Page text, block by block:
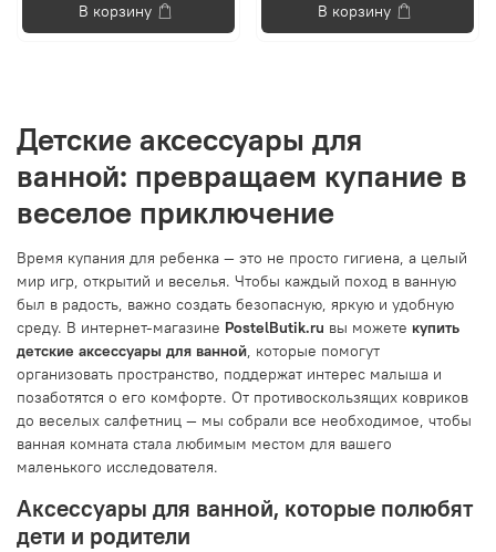
В корзину В корзину
Детские аксессуары для
ванной: превращаем купание в
веселое приключение
Время купания для ребенка — это не просто гигиена, а целый
мир игр, открытий и веселья. Чтобы каждый поход в ванную
был в радость, важно создать безопасную, яркую и удобную
среду. В интернет-магазине PostelButik.ru вы можете купить
детские аксессуары для ванной, которые помогут
организовать пространство, поддержат интерес малыша и
позаботятся о его комфорте. От противоскользящих ковриков
до веселых салфетниц — мы собрали все необходимое, чтобы
ванная комната стала любимым местом для вашего
маленького исследователя.
Аксессуары для ванной, которые полюбят
дети и родители